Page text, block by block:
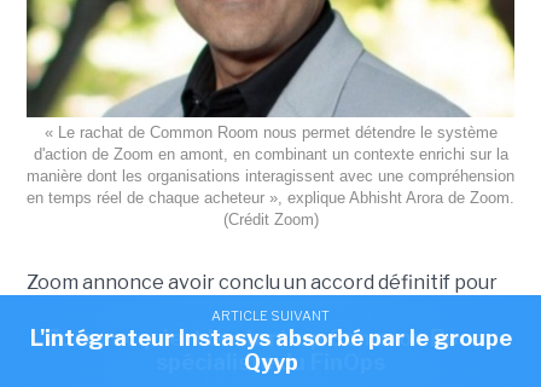
ARTICLE SUIVANT
Zoom acquiert la start-up Common Room,
spécialiste du FinOps
« Le rachat de Common Room nous permet détendre le système
d'action de Zoom en amont, en combinant un contexte enrichi sur la
manière dont les organisations interagissent avec une compréhension
en temps réel de chaque acheteur », explique Abhisht Arora de Zoom.
(Crédit Zoom)
Zoom annonce avoir conclu un accord définitif pour
acquérir Common Room qui édite une solution,
boostée à l’IA, permettant d'analyser et de
centraliser tous les signaux d'achat éparpillés d'un
ARTICLE SUIVANT
L'intégrateur Instasys absorbé par le groupe
Qyyp